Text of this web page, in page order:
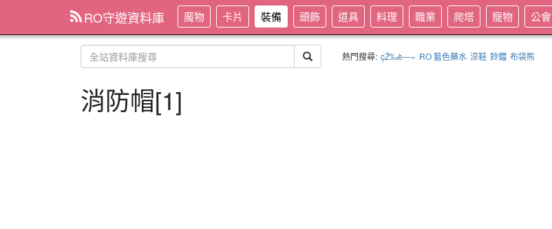
RO守遊資料庫 魔物 卡片 裝備 頭飾 道具 料理 職業 爬塔 寵物 公會
熱門搜尋: çŽ‰è—» RO 藍色藥水 涼鞋 鈴鐺 布袋熊
消防帽[1]